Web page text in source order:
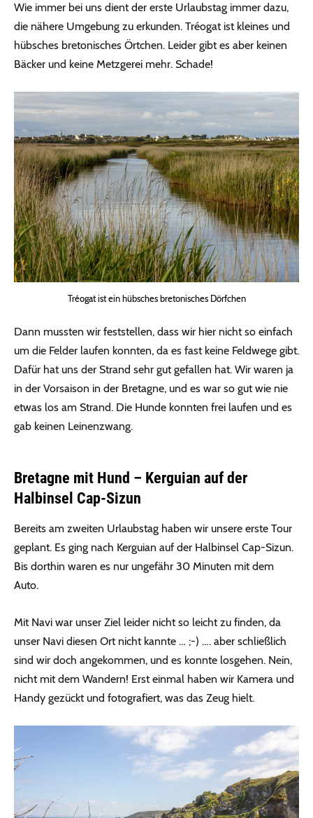
Wie immer bei uns dient der erste Urlaubstag immer dazu,
die nähere Umgebung zu erkunden. Tréogat ist kleines und
hübsches bretonisches Örtchen. Leider gibt es aber keinen
Bäcker und keine Metzgerei mehr. Schade!
Tréogat ist ein hübsches bretonisches Dörfchen
Dann mussten wir feststellen, dass wir hier nicht so einfach
um die Felder laufen konnten, da es fast keine Feldwege gibt.
Dafür hat uns der Strand sehr gut gefallen hat. Wir waren ja
in der Vorsaison in der Bretagne, und es war so gut wie nie
etwas los am Strand. Die Hunde konnten frei laufen und es
gab keinen Leinenzwang.
Bretagne mit Hund – Kerguian auf der
Halbinsel Cap-Sizun
Bereits am zweiten Urlaubstag haben wir unsere erste Tour
geplant. Es ging nach Kerguian auf der Halbinsel Cap-Sizun.
Bis dorthin waren es nur ungefähr 30 Minuten mit dem
Auto.
Mit Navi war unser Ziel leider nicht so leicht zu finden, da
unser Navi diesen Ort nicht kannte … ;-) …. aber schließlich
sind wir doch angekommen, und es konnte losgehen. Nein,
nicht mit dem Wandern! Erst einmal haben wir Kamera und
Handy gezückt und fotografiert, was das Zeug hielt.